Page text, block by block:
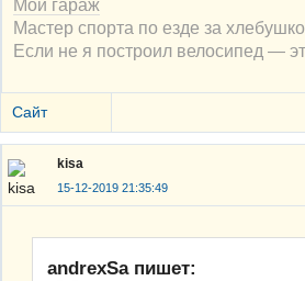
Мой гараж
Мастер спорта по езде за
Если не я построил велосипед —
Сайт
kisa
15-12-2019 21:35:49
andrexSa пишет: